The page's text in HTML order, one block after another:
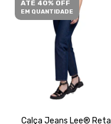
ATÉ 40% OFF
EM QUANTIDADE
Calça Jeans Lee® Reta